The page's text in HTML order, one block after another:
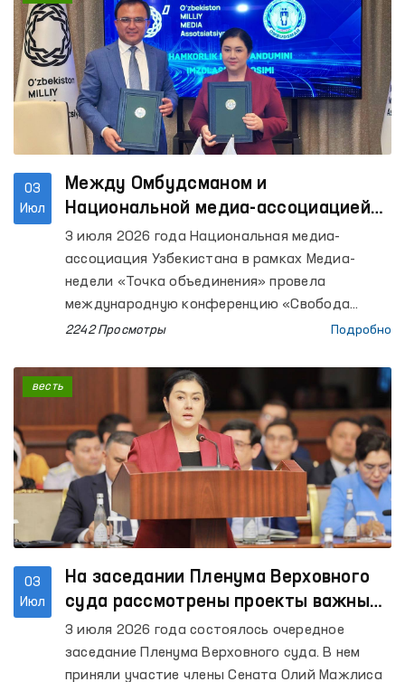
03
Июл
Между Омбудсманом и
Национальной медиа-ассоциацией
Узбекистана подписан Меморандум
о сотрудничестве
3 июля 2026 года Национальная медиа-
ассоциация Узбекистана в рамках Медиа-
недели «Точка объединения» провела
международную конференцию «Свобода
слова и надежные медиа».
2242 Просмотры Подробно
03
Июл
На заседании Пленума Верховного
суда рассмотрены проекты важных
постановлений
3 июля 2026 года состоялось очередное
заседание Пленума Верховного суда. В нем
приняли участие члены Сената Олий Мажлиса
весть